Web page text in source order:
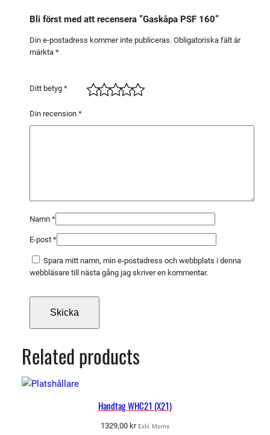
Bli först med att recensera ”Gaskåpa PSF 160”
Din e-postadress kommer inte publiceras. Obligatoriska fält är
märkta *
Ditt betyg *
Din recension *
Namn *
E-post *
Spara mitt namn, min e-postadress och webbplats i denna
webbläsare till nästa gång jag skriver en kommentar.
Related products
Handtag WHC21 (X21)
1329,00 kr Exkl. Moms